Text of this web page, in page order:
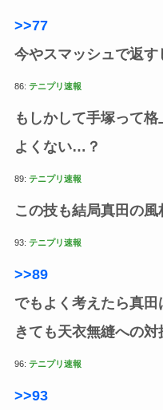
>>77
今やスマッシュで返す
86: テニプリ速報
もしかして手塚って
よくない…？
89: テニプリ速報
この技も結局真田の
93: テニプリ速報
>>89
でもよく考えたら真
きても天衣無縫への対
96: テニプリ速報
>>93